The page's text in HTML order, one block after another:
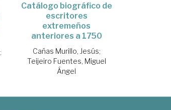
;
Catálogo biográfico de
escritores
extremeños
anteriores a 1750
Cañas Murillo, Jesús;
Teijeiro Fuentes, Miguel
Ángel